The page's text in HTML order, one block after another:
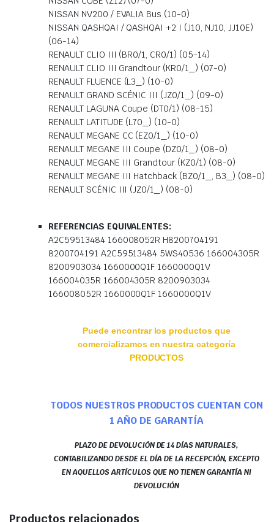
NISSAN NV200 / EVALIA Bus (10-0)
NISSAN QASHQAI / QASHQAI +2 I (J10, NJ10, JJ10E)
(06-14)
RENAULT CLIO III (BR0/1, CR0/1) (05-14)
RENAULT CLIO III Grandtour (KR0/1_) (07-0)
RENAULT FLUENCE (L3_) (10-0)
RENAULT GRAND SCÉNIC III (JZ0/1_) (09-0)
RENAULT LAGUNA Coupe (DT0/1) (08-15)
RENAULT LATITUDE (L70_) (10-0)
RENAULT MEGANE CC (EZ0/1_) (10-0)
RENAULT MEGANE III Coupe (DZ0/1_) (08-0)
RENAULT MEGANE III Grandtour (KZ0/1) (08-0)
RENAULT MEGANE III Hatchback (BZ0/1_, B3_) (08-0)
RENAULT SCÉNIC III (JZ0/1_) (08-0)
REFERENCIAS EQUIVALENTES:
A2C59513484 166008052R H8200704191
8200704191 A2C59513484 5WS40536 166004305R
8200903034 1660000Q1F 1660000Q1V
166004035R 166004305R 8200903034
166008052R 1660000Q1F 1660000Q1V
Puede encontrar los productos que
comercializamos en nuestra categoría
PRODUCTOS
TODOS NUESTROS PRODUCTOS CUENTAN CON
1 AÑO DE GARANTÍA
PLAZO DE DEVOLUCIÓN DE 14 DÍAS NATURALES,
CONTABILIZANDO DESDE EL DÍA DE LA RECEPCIÓN, EXCEPTO
EN AQUELLOS ARTÍCULOS QUE NO TIENEN GARANTÍA NI
DEVOLUCIÓN
Productos relacionados